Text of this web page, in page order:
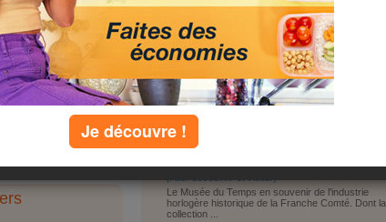
calme et confortable
télévision, jardin,
inoubliable.
voir commentaires
photo à ce bon plan
Visiter le coin
Faire du shopping
Autre
top lieux
96, Grande Rue 25000 Besançon , Besançon
Le Musée du Temps en souvenir de l'industrie
horlogère historique de la Franche Comté. Dont la
collection ...
Je découvre !